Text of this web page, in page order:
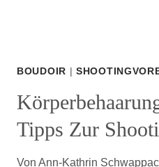
BOUDOIR |
Tipps Zur
Von Ann-Kathrin